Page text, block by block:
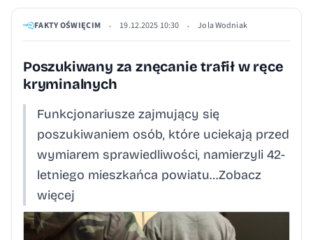
FAKTY OŚWIĘCIM • 19.12.2025 10:30 • Jola Wodniak
Poszukiwany za znęcanie trafił w ręce
kryminalnych
Funkcjonariusze zajmujący się
poszukiwaniem osób, które uciekają przed
wymiarem sprawiedliwości, namierzyli 42-
letniego mieszkańca powiatu…Zobacz
więcej